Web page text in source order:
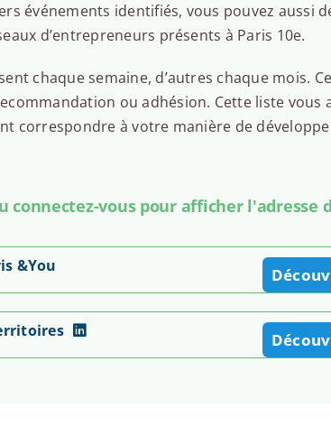
jeudi 24
Action'elles Île-
De 18h30 à
& Dirigeants
Paris -
d'entreprise
Action'elles
De 10h00 à
événements identifiés, vous pouvez aussi
d’entrepreneurs présents à Paris 10e.
chaque semaine, d’autres chaque mois.
ou adhésion. Cette liste vous
correspondre à votre manière de
connectez-vous pour afficher
&You